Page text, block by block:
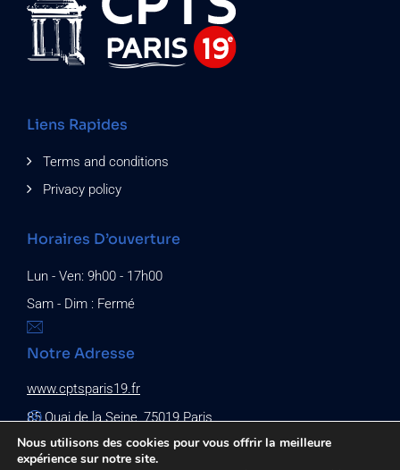
Liens Rapides
Terms and conditions
Privacy policy
Horaires D’ouverture
Lun - Ven: 9h00 - 17h00
Sam - Dim : Fermé
Notre Adresse
85 Quai de la Seine, 75019 Paris
www.cptsparis19.fr
Nous utilisons des cookies pour vous offrir la meilleure
expérience sur notre site.